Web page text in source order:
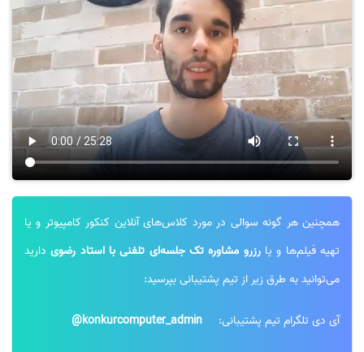
همچنین هر گونه سوالی در مورد کلاس‌های آنلاین کنکور کامپیوتر و یا
تهیه فیلم‌ها و یارزرو مشاوره تک جلسه‌ای تلفنی با استاد رضویدارید
می‌توانید به طرق زیر از تیم پشتیبانی بپرسید:
آی دی تلگرام تیم پشتیبانی: konkurcomputer_admin@